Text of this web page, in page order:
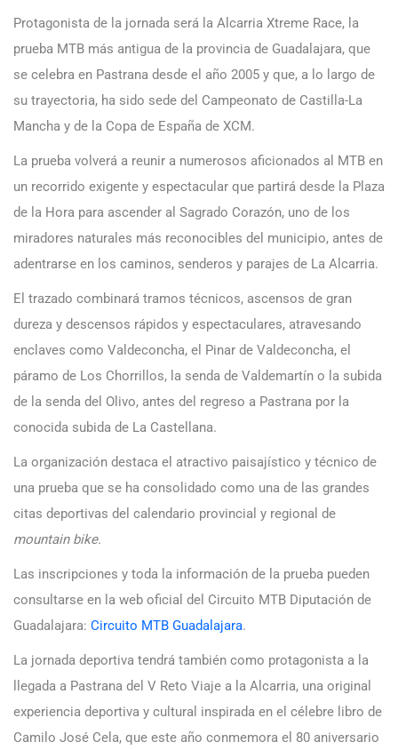
Protagonista de la jornada será la Alcarria Xtreme Race, la
prueba MTB más antigua de la provincia de Guadalajara, que
se celebra en Pastrana desde el año 2005 y que, a lo largo de
su trayectoria, ha sido sede del Campeonato de Castilla-La
Mancha y de la Copa de España de XCM.
La prueba volverá a reunir a numerosos aficionados al MTB en
un recorrido exigente y espectacular que partirá desde la Plaza
de la Hora para ascender al Sagrado Corazón, uno de los
miradores naturales más reconocibles del municipio, antes de
adentrarse en los caminos, senderos y parajes de La Alcarria.
El trazado combinará tramos técnicos, ascensos de gran
dureza y descensos rápidos y espectaculares, atravesando
enclaves como Valdeconcha, el Pinar de Valdeconcha, el
páramo de Los Chorrillos, la senda de Valdemartín o la subida
de la senda del Olivo, antes del regreso a Pastrana por la
conocida subida de La Castellana.
La organización destaca el atractivo paisajístico y técnico de
una prueba que se ha consolidado como una de las grandes
citas deportivas del calendario provincial y regional de
mountain bike.
Las inscripciones y toda la información de la prueba pueden
consultarse en la web oficial del Circuito MTB Diputación de
Guadalajara: Circuito MTB Guadalajara.
La jornada deportiva tendrá también como protagonista a la
llegada a Pastrana del V Reto Viaje a la Alcarria, una original
experiencia deportiva y cultural inspirada en el célebre libro de
Camilo José Cela, que este año conmemora el 80 aniversario